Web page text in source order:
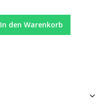
In den Warenkorb